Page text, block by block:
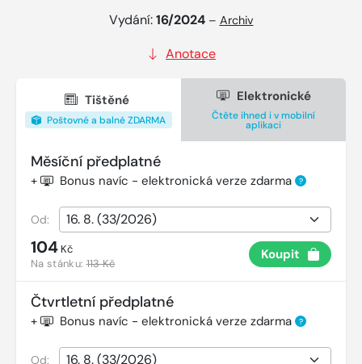
Vydání:16/2024 – Archiv
Anotace
Tištěné
Poštovné a balné ZDARMA
Elektronické
Čtěte ihned i v mobilní
aplikaci
Měsíční předplatné
+ Bonus navíc - elektronická verze zdarma ?
Od:
104 Kč
Na stánku:113 Kč
Koupit
Čtvrtletní předplatné
+ Bonus navíc - elektronická verze zdarma ?
Od: